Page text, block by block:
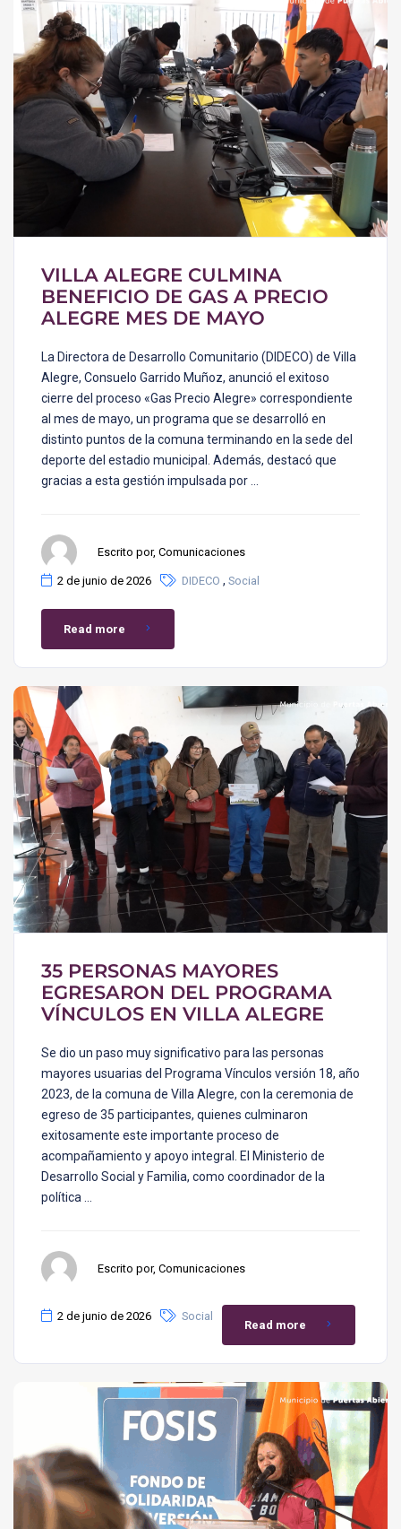
VILLA ALEGRE CULMINA
BENEFICIO DE GAS A PRECIO
ALEGRE MES DE MAYO
La Directora de Desarrollo Comunitario (DIDECO) de Villa
Alegre, Consuelo Garrido Muñoz, anunció el exitoso
cierre del proceso «Gas Precio Alegre» correspondiente
al mes de mayo, un programa que se desarrolló en
distinto puntos de la comuna terminando en la sede del
deporte del estadio municipal. Además, destacó que
gracias a esta gestión impulsada por …
Escrito por, Comunicaciones
2 de junio de 2026 DIDECO , Social
Read more
35 PERSONAS MAYORES
EGRESARON DEL PROGRAMA
VÍNCULOS EN VILLA ALEGRE
Se dio un paso muy significativo para las personas
mayores usuarias del Programa Vínculos versión 18, año
2023, de la comuna de Villa Alegre, con la ceremonia de
egreso de 35 participantes, quienes culminaron
exitosamente este importante proceso de
acompañamiento y apoyo integral. El Ministerio de
Desarrollo Social y Familia, como coordinador de la
política …
Escrito por, Comunicaciones
2 de junio de 2026 Social
Read more